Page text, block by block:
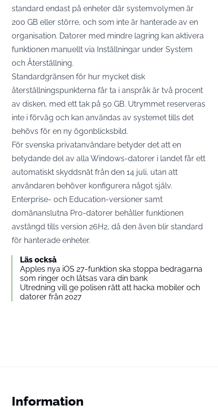
standard endast på enheter där systemvolymen är
200 GB eller större, och som inte är hanterade av en
organisation. Datorer med mindre lagring kan aktivera
funktionen manuellt via Inställningar under System
och Återställning.
Standardgränsen för hur mycket disk
återställningspunkterna får ta i anspråk är två procent
av disken, med ett tak på 50 GB. Utrymmet reserveras
inte i förväg och kan användas av systemet tills det
behövs för en ny ögonblicksbild.
För svenska privatanvändare betyder det att en
betydande del av alla Windows-datorer i landet får ett
automatiskt skyddsnät från den 14 juli, utan att
användaren behöver konfigurera något själv.
Enterprise- och Education-versioner samt
domänanslutna Pro-datorer behåller funktionen
avstängd tills version 26H2, då den även blir standard
för hanterade enheter.
Läs också
Apples nya iOS 27-funktion ska stoppa bedragarna
som ringer och låtsas vara din bank
Utredning vill ge polisen rätt att hacka mobiler och
datorer från 2027
Information